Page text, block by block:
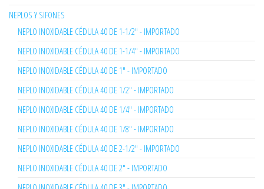
NEPLOS Y SIFONES
NEPLO INOXIDABLE CÉDULA 40 DE 1-1/2" - IMPORTADO
NEPLO INOXIDABLE CÉDULA 40 DE 1-1/4" - IMPORTADO
NEPLO INOXIDABLE CÉDULA 40 DE 1" - IMPORTADO
NEPLO INOXIDABLE CÉDULA 40 DE 1/2" - IMPORTADO
NEPLO INOXIDABLE CÉDULA 40 DE 1/4" - IMPORTADO
NEPLO INOXIDABLE CÉDULA 40 DE 1/8" - IMPORTADO
NEPLO INOXIDABLE CÉDULA 40 DE 2-1/2" - IMPORTADO
NEPLO INOXIDABLE CÉDULA 40 DE 2" - IMPORTADO